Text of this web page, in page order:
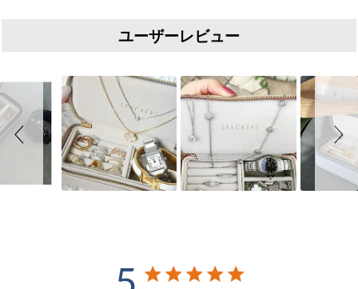
ユーザーレビュー
Slideshow
Slide controls